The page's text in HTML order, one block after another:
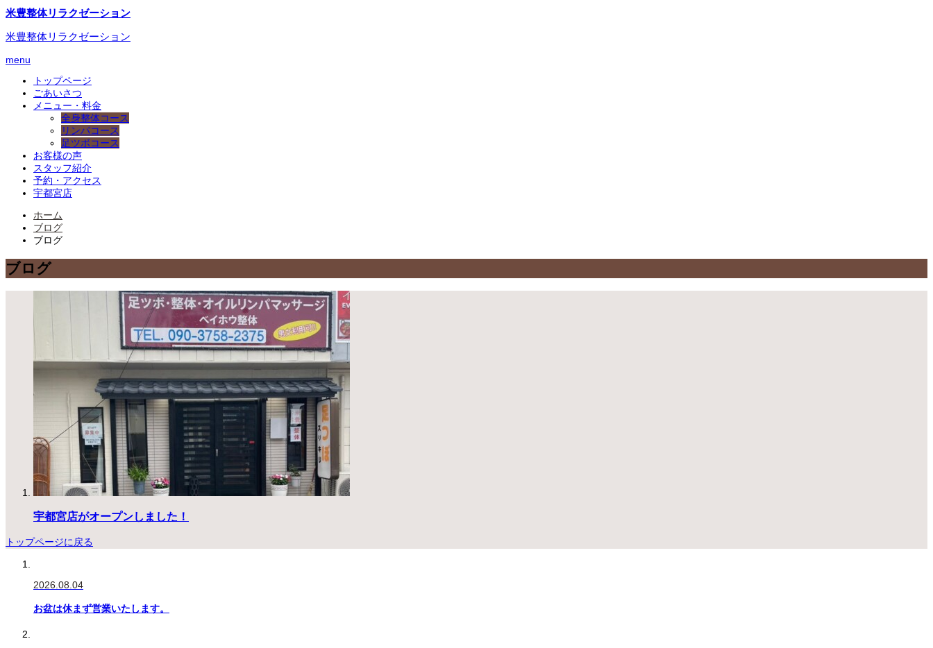
米豊整体リラクゼーション
米豊整体リラクゼーション
menu
トップページ
ごあいさつ
メニュー・料金
全身整体コース
リンパコース
足ツボコース
お客様の声
スタッフ紹介
予約・アクセス
宇都宮店
ホーム
ブログ
ブログ
ブログ
宇都宮店がオープンしました！
トップページに戻る
2026.08.04
お盆は休まず営業いたします。